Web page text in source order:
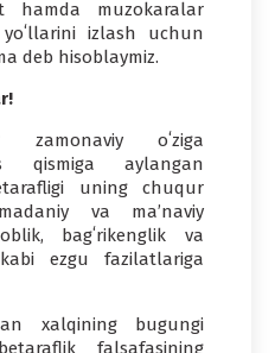
hamda muzokaralar
izlash uchun
deb hisoblaymiz.
zamonaviy oʻziga
qismiga aylangan
uning chuqur
va maʼnaviy
bagʻrikenglik va
ezgu fazilatlariga
xalqining bugungi
falsafasining